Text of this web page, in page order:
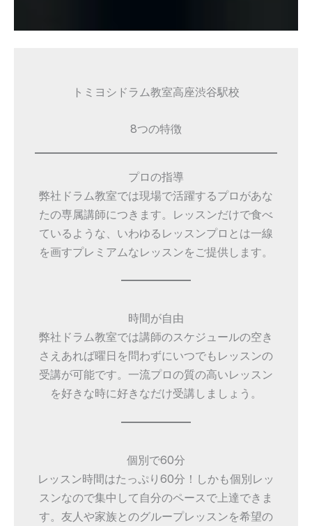
トミヨシドラム教室高座渋谷駅校
8つの特徴
プロの指導
弊社ドラム教室では現場で活躍するプロがあな
たの専属講師につきます。レッスンだけで食べ
ているような、いわゆるレッスンプロとは一線
を画すプレミアムなレッスンをご提供します。
時間が自由
弊社ドラム教室では講師のスケジュールの空き
さえあれば曜日を問わずにいつでもレッスンの
受講が可能です。一流プロの質の高いレッスン
を好きな時に好きなだけ受講しましょう。
個別で60分
レッスン時間はたっぷり60分！しかも個別レッ
スンなので集中して自分のペースで上達できま
す。友人や家族とのグループレッスンを希望の